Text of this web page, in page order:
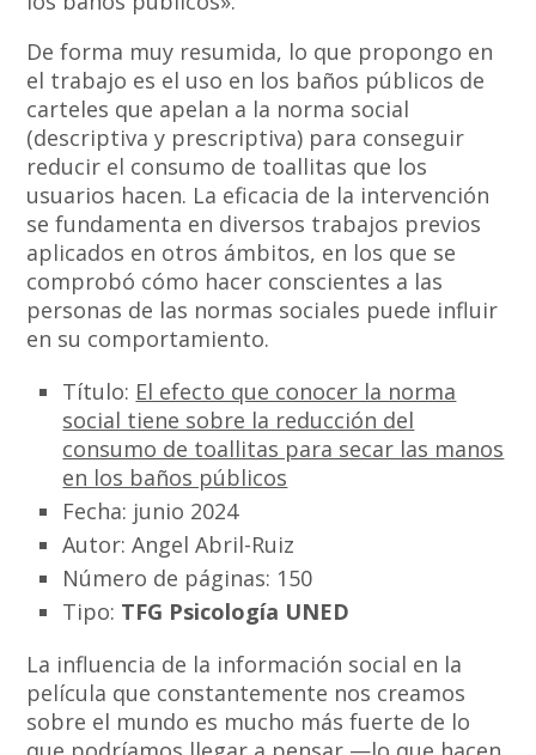
De forma muy resumida, lo que propongo en
el trabajo es el uso en los baños públicos de
carteles que apelan a la norma social
(descriptiva y prescriptiva) para conseguir
reducir el consumo de toallitas que los
usuarios hacen. La eficacia de la intervención
se fundamenta en diversos trabajos previos
aplicados en otros ámbitos, en los que se
comprobó cómo hacer conscientes a las
personas de las normas sociales puede influir
en su comportamiento.
Título: El efecto que conocer la norma
social tiene sobre la reducción del
consumo de toallitas para secar las manos
en los baños públicos
Fecha: junio 2024
Autor: Angel Abril-Ruiz
Número de páginas: 150
Tipo: TFG Psicología UNED
La influencia de la información social en la
película que constantemente nos creamos
sobre el mundo es mucho más fuerte de lo